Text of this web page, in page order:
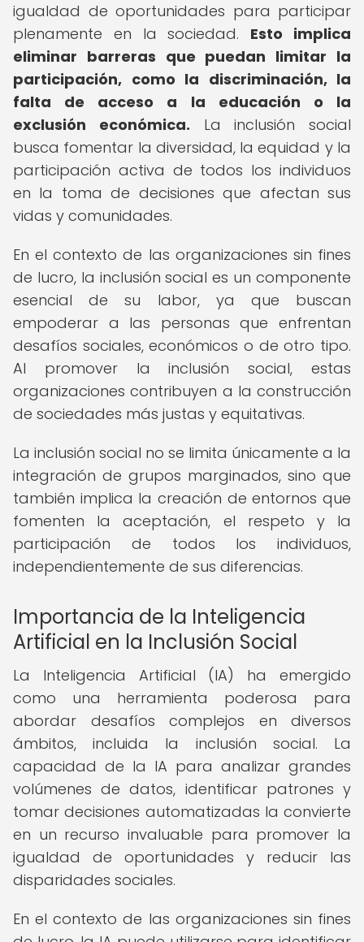
igualdad de oportunidades para participar
plenamente en la sociedad. Esto implica
eliminar barreras que puedan limitar la
participación, como la discriminación, la
falta de acceso a la educación o la
exclusión económica. La inclusión social
busca fomentar la diversidad, la equidad y la
participación activa de todos los individuos
en la toma de decisiones que afectan sus
vidas y comunidades.
En el contexto de las organizaciones sin fines
de lucro, la inclusión social es un componente
esencial de su labor, ya que buscan
empoderar a las personas que enfrentan
desafíos sociales, económicos o de otro tipo.
Al promover la inclusión social, estas
organizaciones contribuyen a la construcción
de sociedades más justas y equitativas.
La inclusión social no se limita únicamente a la
integración de grupos marginados, sino que
también implica la creación de entornos que
fomenten la aceptación, el respeto y la
participación de todos los individuos,
independientemente de sus diferencias.
Importancia de la Inteligencia
Artificial en la Inclusión Social
La Inteligencia Artificial (IA) ha emergido
como una herramienta poderosa para
abordar desafíos complejos en diversos
ámbitos, incluida la inclusión social. La
capacidad de la IA para analizar grandes
volúmenes de datos, identificar patrones y
tomar decisiones automatizadas la convierte
en un recurso invaluable para promover la
igualdad de oportunidades y reducir las
disparidades sociales.
En el contexto de las organizaciones sin fines